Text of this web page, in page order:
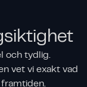
och tydlig.
vet vi exakt vad
framtiden.